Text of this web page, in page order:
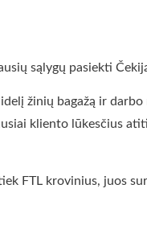
sąlygų pasiekti
žinių bagažą ir
kliento lūkesčius
FTL krovinius, juos